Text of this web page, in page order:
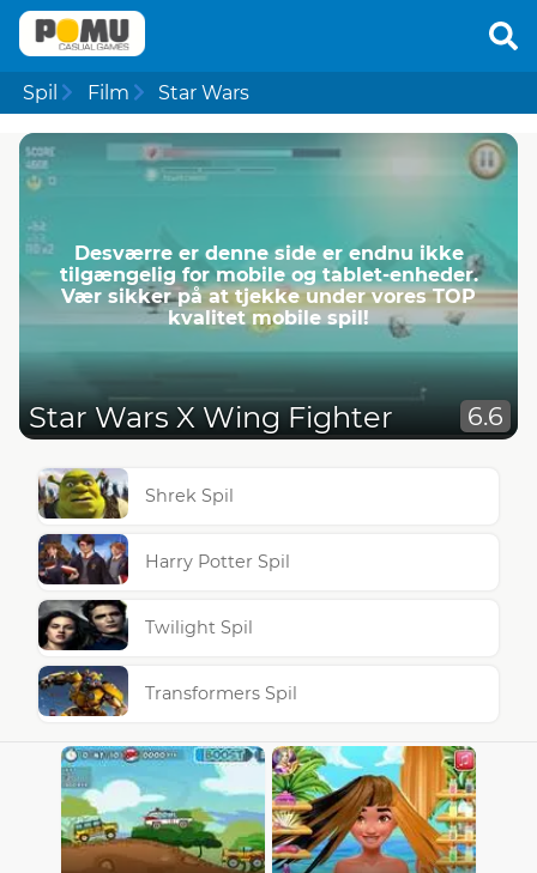
Spil Film Star Wars
Desværre er denne side er endnu ikke
tilgængelig for mobile og tablet-enheder.
Vær sikker på at tjekke under vores TOP
kvalitet mobile spil!
Star Wars X Wing Fighter 6.6
Shrek Spil
Harry Potter Spil
Twilight Spil
Transformers Spil